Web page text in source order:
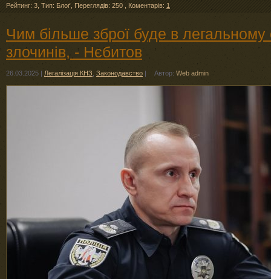
Рейтинг: 3 Тип: Блоґ Переглядів: 250 Коментарів: 1
Чим більше зброї буде в легальному
злочинів, - Нєбитов
26.03.2025 | Легалізація КНЗ Законодавство | Автор: Web admin